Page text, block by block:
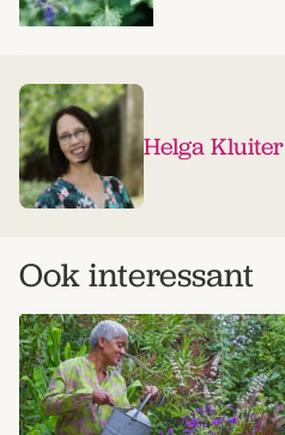
Helga Kluiter
Ook interessant